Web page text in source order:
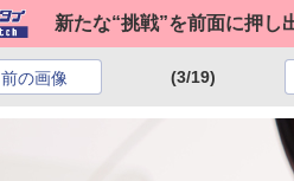
新たな“挑戦”を前面に押し
前の画像 (3/19)